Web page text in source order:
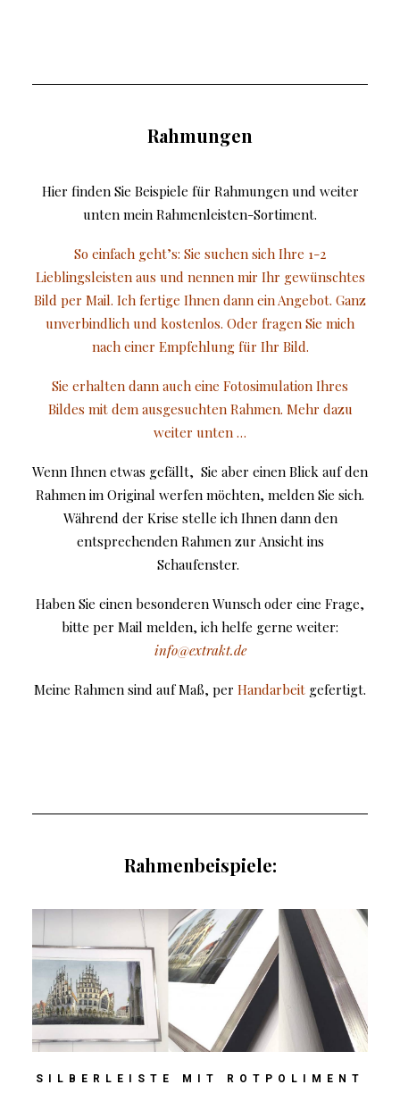
Rahmungen
Hier finden Sie Beispiele für Rahmungen und weiter
unten mein Rahmenleisten-Sortiment.
So einfach geht’s: Sie suchen sich Ihre 1-2
Lieblingsleisten aus und nennen mir Ihr gewünschtes
Bild per Mail. Ich fertige Ihnen dann ein Angebot. Ganz
unverbindlich und kostenlos. Oder fragen Sie mich
nach einer Empfehlung für Ihr Bild.
Sie erhalten dann auch eine Fotosimulation Ihres
Bildes mit dem ausgesuchten Rahmen. Mehr dazu
weiter unten …
Wenn Ihnen etwas gefällt, Sie aber einen Blick auf den
Rahmen im Original werfen möchten, melden Sie sich.
Während der Krise stelle ich Ihnen dann den
entsprechenden Rahmen zur Ansicht ins
Schaufenster.
Haben Sie einen besonderen Wunsch oder eine Frage,
bitte per Mail melden, ich helfe gerne weiter:
info@extrakt.de
Meine Rahmen sind auf Maß, per Handarbeit gefertigt.
Rahmenbeispiele:
SILBERLEISTE MIT ROTPOLIMENT